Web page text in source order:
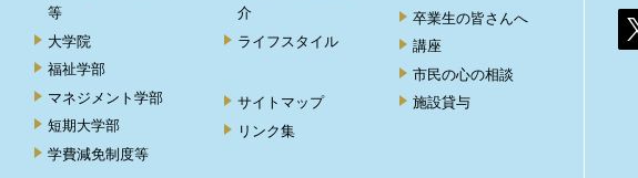
等
大学院
福祉学部
マネジメント学部
短期大学部
学費減免制度等
介
ライフスタイル
サイトマップ
リンク集
卒業生の皆さんへ
講座
市民の心の相談
施設貸与